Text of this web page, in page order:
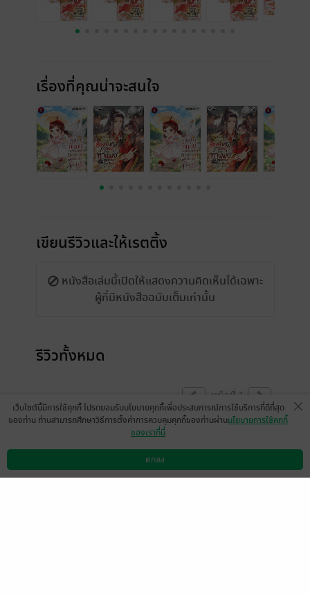
เรื่องที่คุณน่าจะสนใจ
เขียนรีวิวและให้เรตติ้ง
หนังสือเล่มนี้เปิดให้แสดงความคิดเห็นได้เฉพาะ
ผู้ที่มีหนังสือฉบับเต็มเท่านั้น
รีวิวทั้งหมด
หน้าที่ 1
23 ก.ค. 256823:43 น.
ดาวน์โหลดแอป วิธีการใช้งาน ติดต่อเรา
เว็บไซต์นี้มีการใช้คุกกี้ โปรดยอมรับนโยบายคุกกี้เพื่อประสบการณ์การใช้บริการที่ดีที่สุด
ของท่าน ท่านสามารถศึกษาวิธีการตั้งค่าการควบคุมคุกกี้ของท่านผ่านนโยบายการใช้คุกกี้
ของเราที่นี่
ตกลง